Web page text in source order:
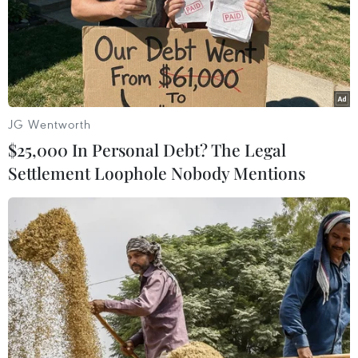
Ấn Độ: Xe buýt đâm vào xe container
khiến hơn chục người thiệt mạng
15/10/2023 07:39
Vụ tai nạn xảy ra sáng 15/10 trên cao tốc Samruddhi ở
khu vực Vaijapur cách Mumbai, thủ phủ của bang
JG Wentworth
$25,000 In Personal Debt? The Legal
Settlement Loophole Nobody Mentions